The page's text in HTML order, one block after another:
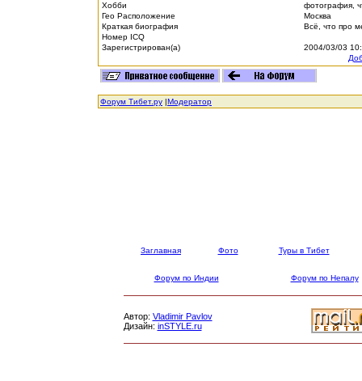
Хобби
фотография,
Гео Расположение
Москва
Краткая биография
Всё, что про
Номер ICQ
Зарегистрирован(а)
2004/03/03
Форум Тибет.ру |Модератор
Заглавная Фото Туры в Тибет
Форум по Индии Форум по Непалу
Автор: Vladimir Pavlov
Дизайн: inSTYLE.ru